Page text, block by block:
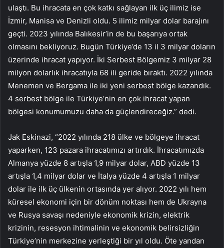
ulaştı. Bu ihracata en çok katkı sağlayan ilk üç ilimiz ise
İzmir, Manisa ve Denizli oldu. 5 ilimiz milyar dolar barajını
geçti. 2023 yılında Balıkesir’in de bu başarıya ortak
olmasını bekliyoruz. Bugün Türkiye’de 13 il 3 milyar doların
üzerinde ihracat yapıyor. İki Serbest Bölgemiz 3 milyar 28
milyon dolarlık ihracatıyla 68 ili geride bıraktı. 2022 yılında
Menemen ve Bergama ile iki yeni serbest bölge kazandık.
4 serbest bölge ile Türkiye’nin en çok ihracat yapan
bölgesi konumumuzu daha da güçlendireceğiz.” dedi.
Jak Eskinazi, “2022 yılında 218 ülke ve bölgeye ihracat
yaparken, 123 pazara ihracatımızı artırdık. İhracatımızda
Almanya yüzde 8 artışla 1,9 milyar dolar, ABD yüzde 13
artışla 1,4 milyar dolar ve İtalya yüzde 4 artışla 1 milyar
dolar ile ilk üç ülkenin ortasında yer alıyor. 2022 yılı hem
küresel ekonomi için bir dönüm noktası hem de Ukrayna
ve Rusya savaşı nedeniyle ekonomik krizin, elektrik
krizinin, resesyon ihtimalinin ve ekonomik belirsizliğin
Türkiye’nin merkezine yerleştiği bir yıl oldu. Öte yandan